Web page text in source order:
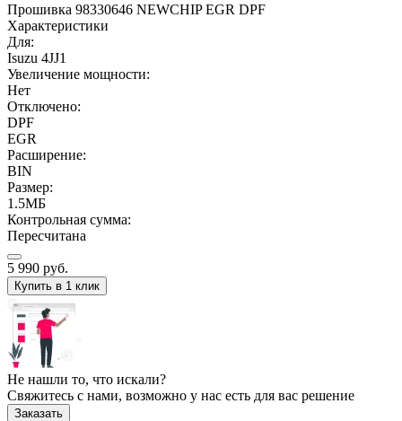
Прошивка 98330646 NEWCHIP EGR DPF
Характеристики
Для:
Isuzu 4JJ1
Увеличение мощности:
Нет
Отключено:
DPF
EGR
Расширение:
BIN
Размер:
1.5МБ
Контрольная сумма:
Пересчитана
5 990 руб.
Купить в 1 клик
Не нашли то, что искали?
Свяжитесь с нами, возможно у нас есть для вас решение
Заказать